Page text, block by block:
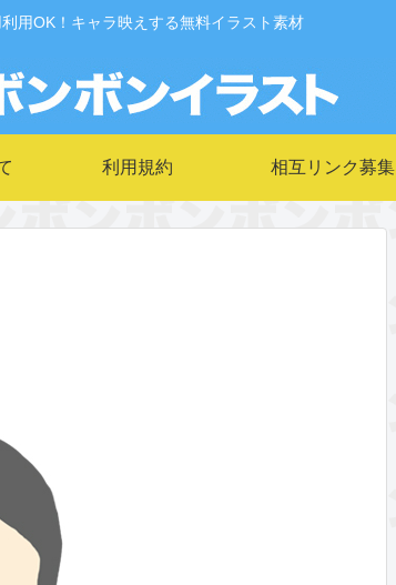
用OK！キャラ映えする無料イラスト素材
利用規約 相互リンク募集